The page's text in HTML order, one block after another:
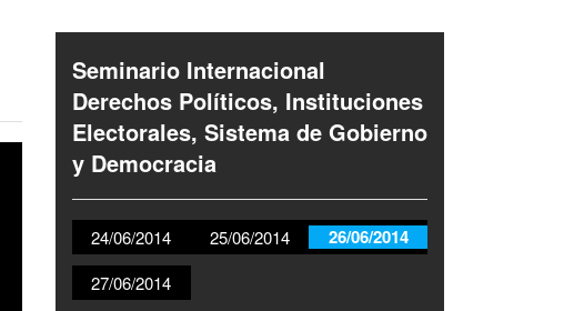
Seminario Internacional
Derechos Políticos, Instituciones
Electorales, Sistema de Gobierno
y Democracia
24/06/2014 25/06/2014 26/06/2014
27/06/2014